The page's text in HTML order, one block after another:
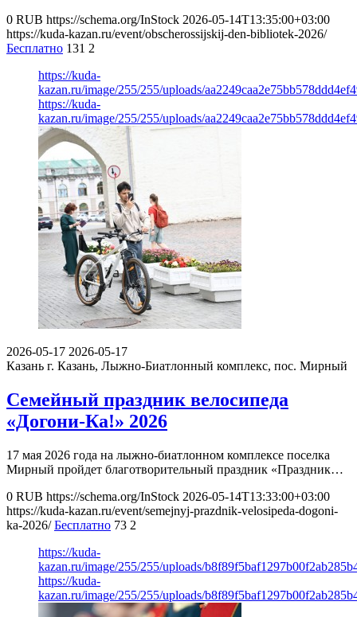
0 RUB https://schema.org/InStock 2026-05-14T13:35:00+03:00
https://kuda-kazan.ru/event/obscherossijskij-den-bibliotek-2026/
Бесплатно 131 2
https://kuda-
kazan.ru/image/255/255/uploads/
https://kuda-
kazan.ru/image/255/255/uploads/
2026-05-17 2026-05-17
Казань г. Казань, Лыжно-Биатлонный комплекс, пос. Мирный
Семейный праздник велосипеда
«Догони-Ка!» 2026
17 мая 2026 года на лыжно-биатлонном комплексе поселка
Мирный пройдет благотворительный праздник «Праздник…
0 RUB https://schema.org/InStock 2026-05-14T13:33:00+03:00
https://kuda-kazan.ru/event/semejnyj-prazdnik-velosipeda-dogoni-
ka-2026/ Бесплатно 73 2
https://kuda-
kazan.ru/image/255/255/uploads/
https://kuda-
kazan.ru/image/255/255/uploads/